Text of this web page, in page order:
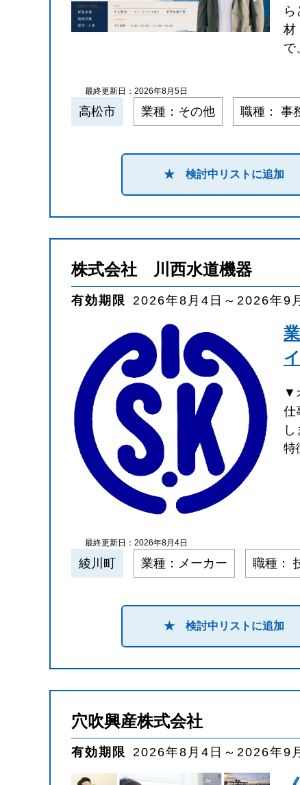
材
で
最終更新日：2026年8月5日
高松市 業種：その他 職種： 事
★ 検討中リストに追加
株式会社 川西水道機器
有効期限 2026年8月4日～2026年9
▼
仕
特
最終更新日：2026年8月4日
綾川町 業種：メーカー 職種：
★ 検討中リストに追加
穴吹興産株式会社
有効期限 2026年8月4日～2026年9